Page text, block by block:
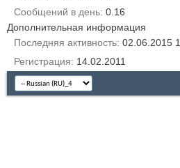
Сообщений в день 0.16
Дополнительная информация
Последняя активность 02.06.2015
Регистрация
14.02.2011